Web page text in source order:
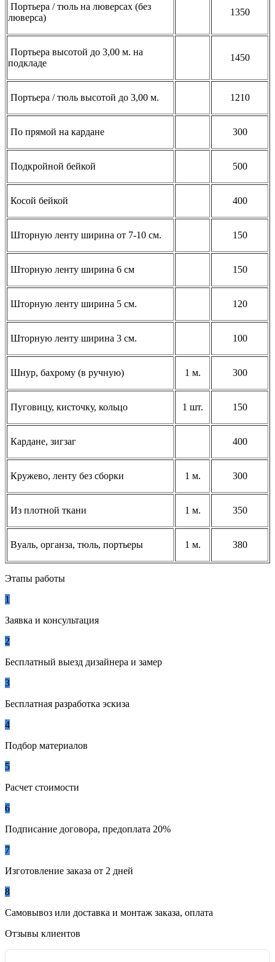
Портьера / тюль на люверсах (без
люверса)
1350
Портьера высотой до 3,00 м. на
подкладе
1450
Портьера / тюль высотой до 3,00 м. 1210
По прямой на кардане 300
Подкройной бейкой 500
Косой бейкой 400
Шторную ленту ширина от 7-10 см. 150
Шторную ленту ширина 6 см 150
Шторную ленту ширина 5 см. 120
Шторную ленту ширина 3 см. 100
Шнур, бахрому (в ручную) 1 м. 300
Пуговицу, кисточку, кольцо 1 шт. 150
Кардане, зигзаг 400
Кружево, ленту без сборки 1 м. 300
Из плотной ткани 1 м. 350
Вуаль, органза, тюль, портьеры 1 м. 380
Этапы работы
1
Заявка и консультация
2
Бесплатный выезд дизайнера и замер
3
Бесплатная разработка эскиза
4
Подбор материалов
5
Расчет стоимости
6
Подписание договора, предоплата 20%
7
Изготовление заказа от 2 дней
8
Самовывоз или доставка и монтаж заказа, оплата
Отзывы клиентов